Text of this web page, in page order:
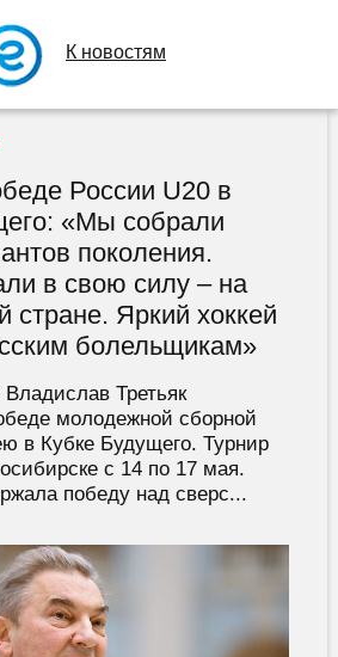
К новостям
России U20 в
«Мы собрали
поколения.
в свою силу – на
стране. Яркий хоккей
болельщикам»
Третьяк
молодежной сборной
в Кубке Будущего. Турнир
с 14 по 17 мая.
победу над сверс...